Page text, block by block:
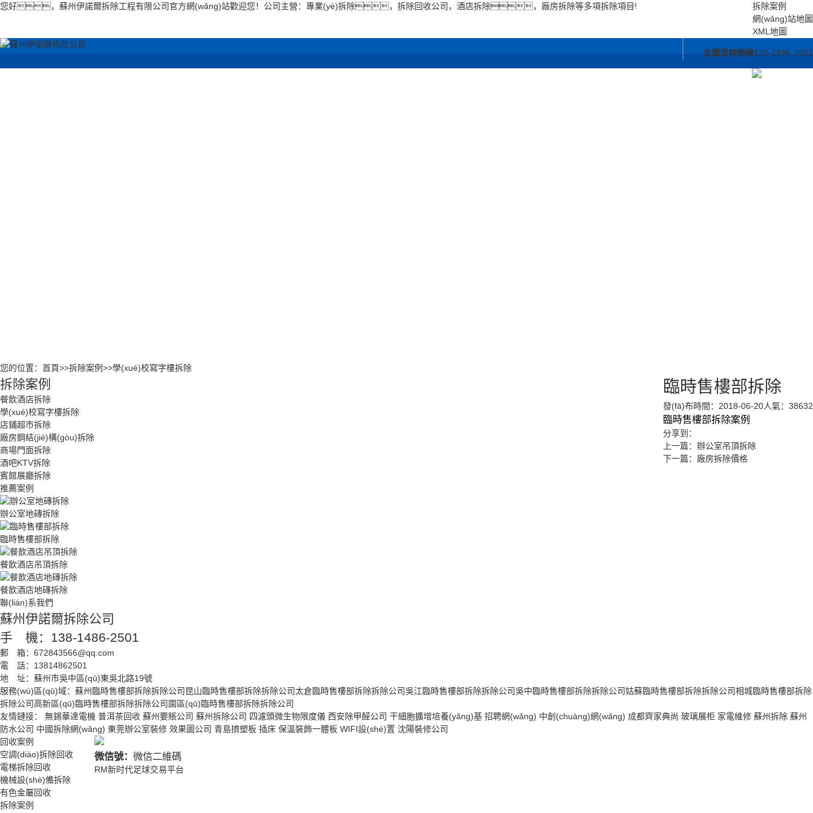
您好，蘇州伊諾爾拆除工程有限公司官方網(wǎng)站歡迎您！公司主營：專業(yè)拆除，拆除回收公司，酒店拆除，廠房拆除等多項拆除項目!
拆除案例
網(wǎng)站地圖
XML地圖
全國咨詢熱線138-1486-2501
您的位置： 首頁>>拆除案例>>學(xué)校寫字樓拆除
拆除案例
餐飲酒店拆除
學(xué)校寫字樓拆除
店鋪超市拆除
廠房鋼結(jié)構(gòu)拆除
商場門面拆除
酒吧KTV拆除
賓館展廳拆除
推薦案例
辦公室地磚拆除
臨時售樓部拆除
餐飲酒店吊頂拆除
餐飲酒店地磚拆除
聯(lián)系我們
蘇州伊諾爾拆除公司
手 機：138-1486-2501
郵 箱：672843566@qq.com
電 話：13814862501
地 址：蘇州市吳中區(qū)東吳北路19號
臨時售樓部拆除
發(fā)布時間：2018-06-20人氣： 38632
臨時售樓部拆除案例
分享到：
上一篇： 辦公室吊頂拆除
下一篇： 廠房拆除價格
服務(wù)區(qū)域： 蘇州臨時售樓部拆除拆除公司 昆山臨時售樓部拆除拆除公司太倉臨時售樓部拆除拆除公司吳江臨時售樓部拆除拆除公司吳中臨時售樓部拆除拆除公司姑蘇臨時售樓部拆除拆除公司相城臨時售樓部拆除
拆除公司高新區(qū)臨時售樓部拆除拆除公司 園區(qū)臨時售樓部拆除拆除公司
友情鏈接：
無錫華達電機 普洱茶回收 蘇州要賬公司 蘇州拆除公司 四濾頭微生物限度儀 西安除甲醛公司 干細胞擴增培養(yǎng)基 招聘網(wǎng) 中創(chuàng)網(wǎng) 成都齊家典尚 玻璃展柜 家電維修 蘇州拆除 蘇州
防水公司 中國拆除網(wǎng) 東莞辦公室裝修 效果圖公司 青島擠塑板 插床 保溫裝飾一體板 WIFI設(shè)置 沈陽裝修公司
回收案例
空調(diào)拆除回收
電梯拆除回收
機械設(shè)備拆除
有色金屬回收
拆除案例
微信號： 微信二維碼
RM新时代足球交易平台